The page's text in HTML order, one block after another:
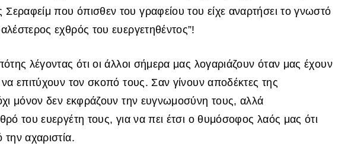
που όπισθεν του γραφείου του είχε αναρτήσει το γνωστό
εχθρός του ευεργετηθέντος”!
λέγοντας ότι οι άλλοι σήμερα μας λογαριάζουν όταν μας έχουν
επιτύχουν τον σκοπό τους. Σαν γίνουν αποδέκτες της
μόνον δεν εκφράζουν την ευγνωμοσύνη τους, αλλά
του ευεργέτη τους, για να πει έτσι ο θυμόσοφος λαός μας ότι
αχαριστία.